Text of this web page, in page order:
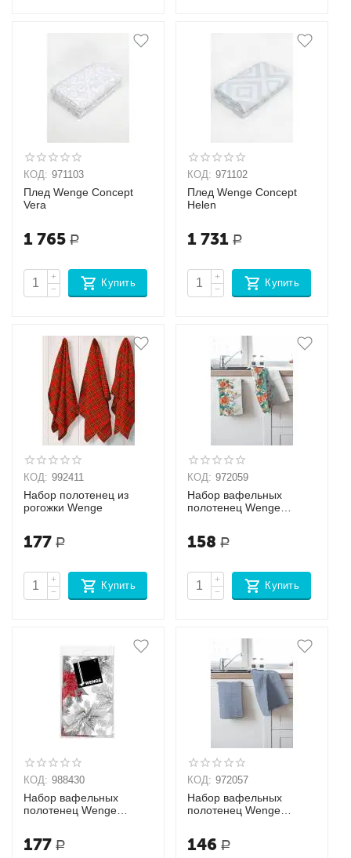
КОД: 971103
Плед Wenge Concept
Vera
1 765 Р
+
−
Купить
КОД: 971102
Плед Wenge Concept
Helen
1 731 Р
+
−
Купить
КОД: 992411
Набор полотенец из
рогожки Wenge
177 Р
+
−
Купить
КОД: 972059
Набор вафельных
полотенец Wenge
158 Р
+
−
Купить
КОД: 988430
Набор вафельных
полотенец Wenge
177 Р
КОД: 972057
Набор вафельных
полотенец Wenge
146 Р